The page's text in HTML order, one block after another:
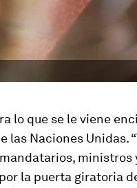
lo que se le viene
Naciones Unidas.
ministros
la puerta giratoria